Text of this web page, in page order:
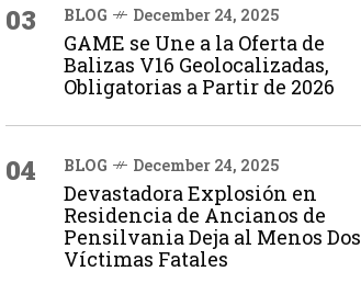
03 BLOG December 24, 2025
GAME se Une a la Oferta de
Balizas V16 Geolocalizadas,
Obligatorias a Partir de 2026
04 BLOG December 24, 2025
Devastadora Explosión en
Residencia de Ancianos de
Pensilvania Deja al Menos Dos
Víctimas Fatales